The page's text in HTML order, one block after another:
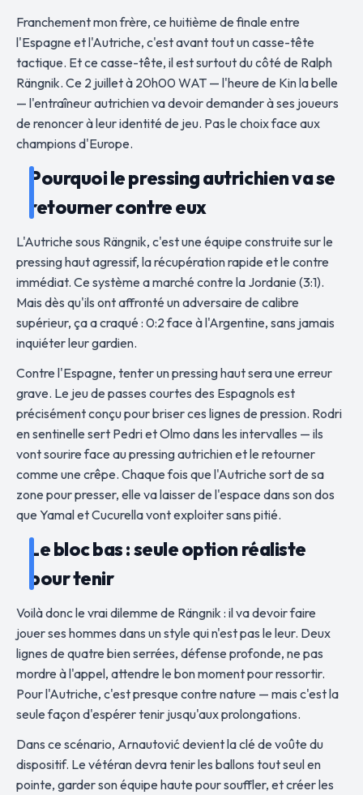
Franchement mon frère, ce huitième de finale entre
l'Espagne et l'Autriche, c'est avant tout un casse-tête
tactique. Et ce casse-tête, il est surtout du côté de Ralph
Rängnik. Ce 2 juillet à 20h00 WAT — l'heure de Kin la belle
— l'entraîneur autrichien va devoir demander à ses joueurs
de renoncer à leur identité de jeu. Pas le choix face aux
champions d'Europe.
Pourquoi le pressing autrichien va se
retourner contre eux
L'Autriche sous Rängnik, c'est une équipe construite sur le
pressing haut agressif, la récupération rapide et le contre
immédiat. Ce système a marché contre la Jordanie (3:1).
Mais dès qu'ils ont affronté un adversaire de calibre
supérieur, ça a craqué : 0:2 face à l'Argentine, sans jamais
inquiéter leur gardien.
Contre l'Espagne, tenter un pressing haut sera une erreur
grave. Le jeu de passes courtes des Espagnols est
précisément conçu pour briser ces lignes de pression. Rodri
en sentinelle sert Pedri et Olmo dans les intervalles — ils
vont sourire face au pressing autrichien et le retourner
comme une crêpe. Chaque fois que l'Autriche sort de sa
zone pour presser, elle va laisser de l'espace dans son dos
que Yamal et Cucurella vont exploiter sans pitié.
Le bloc bas : seule option réaliste
pour tenir
Voilà donc le vrai dilemme de Rängnik : il va devoir faire
jouer ses hommes dans un style qui n'est pas le leur. Deux
lignes de quatre bien serrées, défense profonde, ne pas
mordre à l'appel, attendre le bon moment pour ressortir.
Pour l'Autriche, c'est presque contre nature — mais c'est la
seule façon d'espérer tenir jusqu'aux prolongations.
Dans ce scénario, Arnautović devient la clé de voûte du
dispositif. Le vétéran devra tenir les ballons tout seul en
pointe, garder son équipe haute pour souffler, et créer les